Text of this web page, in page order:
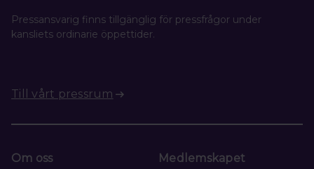
Pressansvarig finns tillgänglig för pressfrågor under
kansliets ordinarie öppettider.
Till vårt pressrum
Om oss Medlemskapet